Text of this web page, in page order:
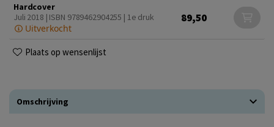
Hardcover
Juli 2018 | ISBN 9789462904255 | 1e druk
Uitverkocht
89,50
Plaats op wensenlijst
Omschrijving